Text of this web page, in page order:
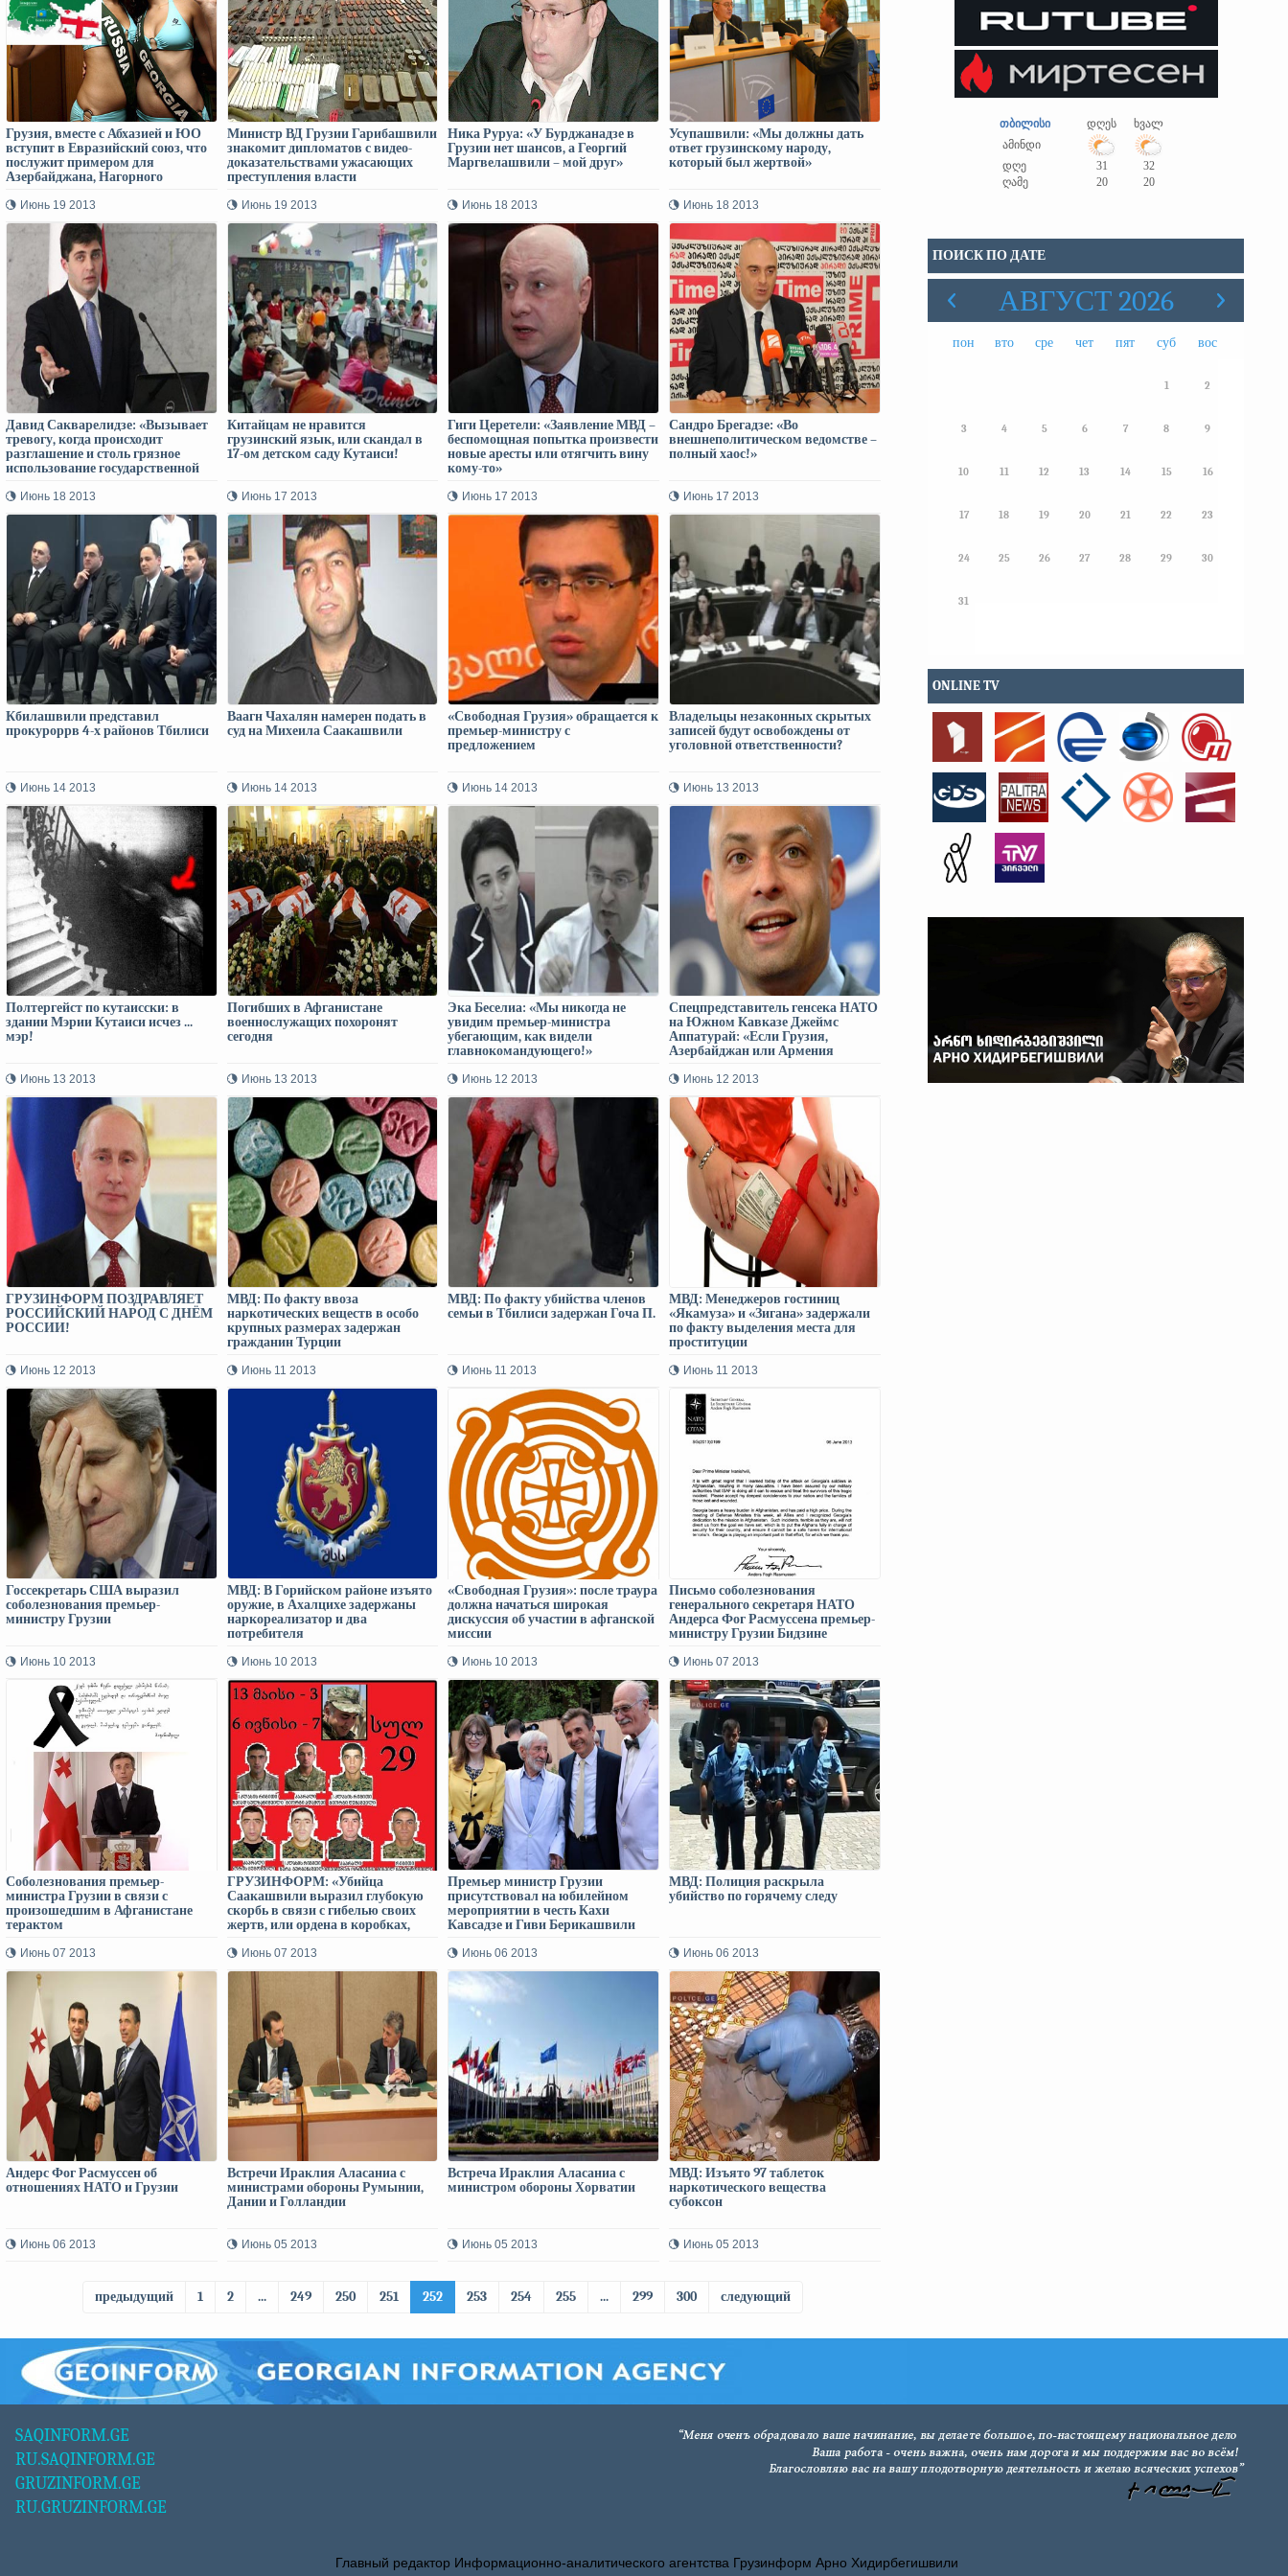
Грузия, вместе с Абхазией и ЮО
вступит в Евразийский союз, что
послужит примером для
Азербайджана, Нагорного
Июнь 19 2013
Министр ВД Грузии Гарибашвили
знакомит дипломатов с видео-
доказательствами ужасающих
преступления власти
Июнь 19 2013
Ника Руруа: «У Бурджанадзе в
Грузии нет шансов, а Георгий
Маргвелашвили – мой друг»
Июнь 18 2013
Усупашвили: «Мы должны дать
ответ грузинскому народу,
который был жертвой»
Июнь 18 2013
Давид Сакварелидзе: «Вызывает
тревогу, когда происходит
разглашение и столь грязное
использование государственной
Июнь 18 2013
Китайцам не нравится
грузинский язык, или скандал в
17-ом детском саду Кутаиси!
Июнь 17 2013
Гиги Церетели: «Заявление МВД –
беспомощная попытка произвести
новые аресты или отягчить вину
кому-то»
Июнь 17 2013
Сандро Брегадзе: «Во
внешнеполитическом ведомстве –
полный хаос!»
Июнь 17 2013
Кбилашвили представил
прокуроррв 4-х районов Тбилиси
Июнь 14 2013
Ваагн Чахалян намерен подать в
суд на Михеила Саакашвили
Июнь 14 2013
«Свободная Грузия» обращается к
премьер-министру с
предложением
Июнь 14 2013
Владельцы незаконных скрытых
записей будут освобождены от
уголовной ответственности?
Июнь 13 2013
Полтергейст по кутаисски: в
здании Мэрии Кутаиси исчез ...
мэр!
Июнь 13 2013
Погибших в Афганистане
военнослужащих похоронят
сегодня
Июнь 13 2013
Эка Беселиа: «Мы никогда не
увидим премьер-министра
убегающим, как видели
главнокомандующего!»
Июнь 12 2013
Спецпредставитель генсека НАТО
на Южном Кавказе Джеймс
Аппатурай: «Если Грузия,
Азербайджан или Армения
НАТО отнесется к этому с
уважением»
Июнь 12 2013
ГРУЗИНФОРМ ПОЗДРАВЛЯЕТ
РОССИЙСКИЙ НАРОД С ДНЁМ
РОССИИ!
Июнь 12 2013
МВД: По факту ввоза
наркотических веществ в особо
крупных размерах задержан
гражданин Турции
Июнь 11 2013
МВД: По факту убийства членов
семьи в Тбилиси задержан Гоча П.
Июнь 11 2013
МВД: Менеджеров гостиниц
«Якамуза» и «Зигана» задержали
по факту выделения места для
проституции
Июнь 11 2013
Госсекретарь США выразил
соболезнования премьер-
министру Грузии
Июнь 10 2013
МВД: В Горийском районе изъято
оружие, в Ахалцихе задержаны
наркореализатор и два
потребителя
Июнь 10 2013
«Свободная Грузия»: после траура
должна начаться широкая
дискуссия об участии в афганской
миссии
Июнь 10 2013
Письмо соболезнования
генерального секретаря НАТО
Андерса Фог Расмуссена премьер-
министру Грузии Бидзине
Июнь 07 2013
Соболезнования премьер-
министра Грузии в связи с
произошедшим в Афганистане
терактом
Июнь 07 2013
ГРУЗИНФОРМ: «Убийца
Саакашвили выразил глубокую
скорбь в связи с гибелью своих
жертв, или ордена в коробках,
Июнь 07 2013
Премьер министр Грузии
присутствовал на юбилейном
мероприятии в честь Кахи
Кавсадзе и Гиви Берикашвили
Июнь 06 2013
МВД: Полиция раскрыла
убийство по горячему следу
Июнь 06 2013
Андерс Фог Расмуссен об
отношениях НАТО и Грузии
Июнь 06 2013
Встречи Ираклия Аласаниа с
министрами обороны Румынии,
Дании и Голландии
Июнь 05 2013
Встреча Ираклия Аласаниа с
министром обороны Хорватии
Июнь 05 2013
МВД: Изъято 97 таблеток
наркотического вещества
субоксон
Июнь 05 2013
предыдущий 1 2 ... 249 250 251 252 253 254 255 ... 299 300 следующий
თბილისი დღეს
ხვალ
ამინდი
დღე
31
32
ღამე
20 20
ПОИСК ПО ДАТЕ
АВГУСТ 2026
пон вто сре чет пят суб вос
1 2
3 4 5 6 7 8 9
10 11 12 13 14 15 16
17 18 19 20 21 22 23
24 25 26 27 28 29 30
31
ONLINE TV
SAQINFORM.GE
RU.SAQINFORM.GE
GRUZINFORM.GE
RU.GRUZINFORM.GE
Главный редактор Информационно-аналитического агентства Грузинформ Арно Хидирбегишвили